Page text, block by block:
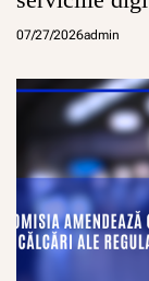
conturi
07/27/2026admin